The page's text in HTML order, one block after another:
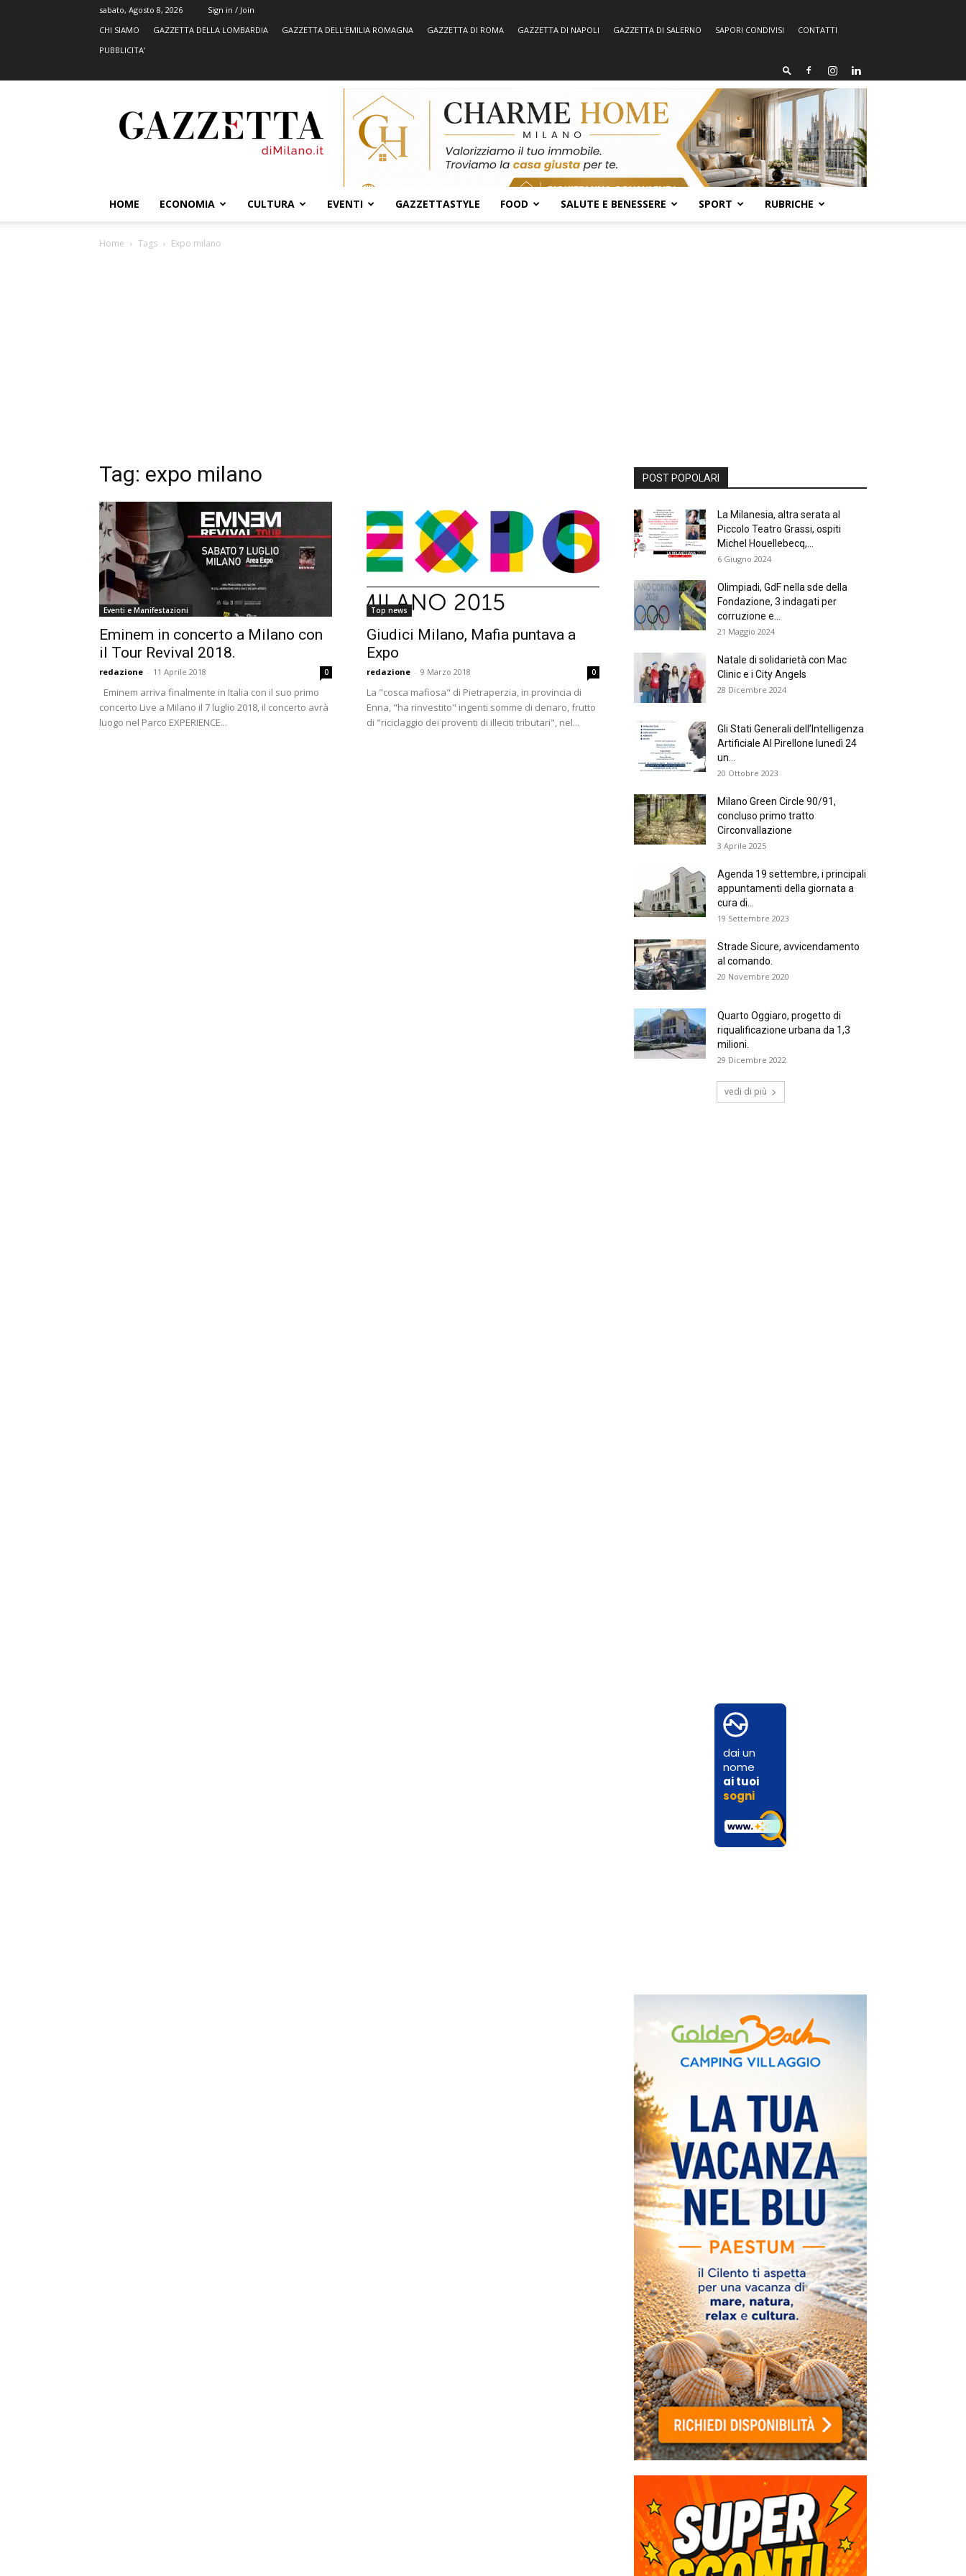
sabato, Agosto 8, 2026
Sign in / Join
CHI SIAMO
GAZZETTA DELLA LOMBARDIA GAZZETTA DELL’EMILIA ROMAGNA GAZZETTA DI ROMA GAZZETTA DI NAPOLI GAZZETTA DI SALERNO SAPORI CONDIVISI
CONTATTI
PUBBLICITA’
HOME ECONOMIA CULTURA EVENTI GAZZETTASTYLE FOOD SALUTE E BENESSERE SPORT RUBRICHE
Home Tags Expo milano
Tag: expo milano
Eventi e Manifestazioni
Eminem in concerto a Milano con
il Tour Revival 2018.
redazione - 11 Aprile 2018 0
Eminem arriva finalmente in Italia con il suo primo
concerto Live a Milano il 7 luglio 2018, il concerto avrà
luogo nel Parco EXPERIENCE...
Top news
Giudici Milano, Mafia puntava a
Expo
redazione - 9 Marzo 2018 0
La "cosca mafiosa" di Pietraperzia, in provincia di
Enna, "ha rinvestito" ingenti somme di denaro, frutto
di "riciclaggio dei proventi di illeciti tributari", nel...
POST POPOLARI
La Milanesia, altra serata al
Piccolo Teatro Grassi, ospiti
Michel Houellebecq,...
6 Giugno 2024
Olimpiadi, GdF nella sde della
Fondazione, 3 indagati per
corruzione e...
21 Maggio 2024
Natale di solidarietà con Mac
Clinic e i City Angels
28 Dicembre 2024
Gli Stati Generali dell’Intelligenza
Artificiale Al Pirellone lunedì 24
un...
20 Ottobre 2023
Milano Green Circle 90/91,
concluso primo tratto
Circonvallazione
3 Aprile 2025
Agenda 19 settembre, i principali
appuntamenti della giornata a
cura di...
19 Settembre 2023
Strade Sicure, avvicendamento
al comando.
20 Novembre 2020
Quarto Oggiaro, progetto di
riqualificazione urbana da 1,3
milioni.
29 Dicembre 2022
vedi di più